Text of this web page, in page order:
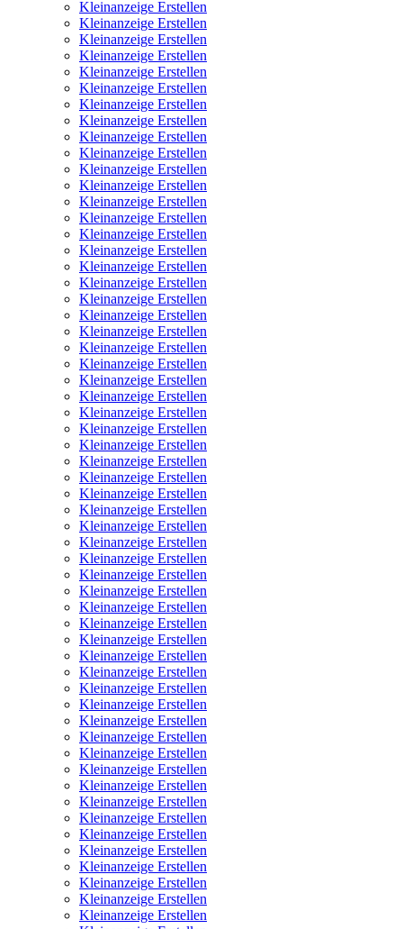
Kleinanzeige Erstellen
Kleinanzeige Erstellen
Kleinanzeige Erstellen
Kleinanzeige Erstellen
Kleinanzeige Erstellen
Kleinanzeige Erstellen
Kleinanzeige Erstellen
Kleinanzeige Erstellen
Kleinanzeige Erstellen
Kleinanzeige Erstellen
Kleinanzeige Erstellen
Kleinanzeige Erstellen
Kleinanzeige Erstellen
Kleinanzeige Erstellen
Kleinanzeige Erstellen
Kleinanzeige Erstellen
Kleinanzeige Erstellen
Kleinanzeige Erstellen
Kleinanzeige Erstellen
Kleinanzeige Erstellen
Kleinanzeige Erstellen
Kleinanzeige Erstellen
Kleinanzeige Erstellen
Kleinanzeige Erstellen
Kleinanzeige Erstellen
Kleinanzeige Erstellen
Kleinanzeige Erstellen
Kleinanzeige Erstellen
Kleinanzeige Erstellen
Kleinanzeige Erstellen
Kleinanzeige Erstellen
Kleinanzeige Erstellen
Kleinanzeige Erstellen
Kleinanzeige Erstellen
Kleinanzeige Erstellen
Kleinanzeige Erstellen
Kleinanzeige Erstellen
Kleinanzeige Erstellen
Kleinanzeige Erstellen
Kleinanzeige Erstellen
Kleinanzeige Erstellen
Kleinanzeige Erstellen
Kleinanzeige Erstellen
Kleinanzeige Erstellen
Kleinanzeige Erstellen
Kleinanzeige Erstellen
Kleinanzeige Erstellen
Kleinanzeige Erstellen
Kleinanzeige Erstellen
Kleinanzeige Erstellen
Kleinanzeige Erstellen
Kleinanzeige Erstellen
Kleinanzeige Erstellen
Kleinanzeige Erstellen
Kleinanzeige Erstellen
Kleinanzeige Erstellen
Kleinanzeige Erstellen